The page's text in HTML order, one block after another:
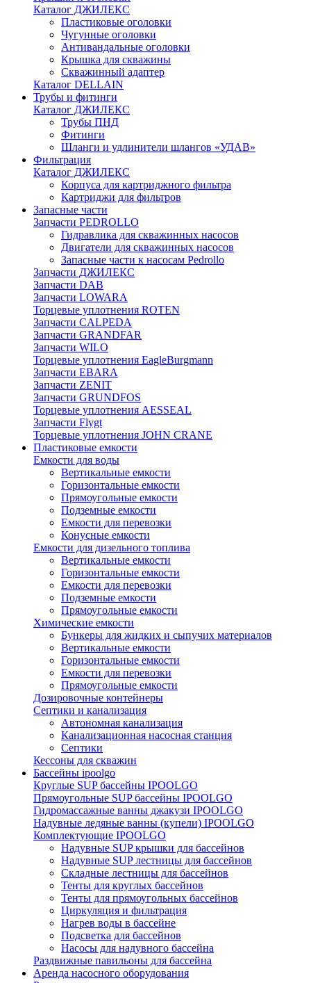
Каталог ДЖИЛЕКС
Пластиковые оголовки
Чугунные оголовки
Антивандальные оголовки
Крышка для скважины
Скважинный адаптер
Каталог DELLAIN
Трубы и фитинги
Каталог ДЖИЛЕКС
Трубы ПНД
Фитинги
Шланги и удлинители шлангов «УДАВ»
Фильтрация
Каталог ДЖИЛЕКС
Корпуса для картриджного фильтра
Картриджи для фильтров
Запасные части
Запчасти PEDROLLO
Гидравлика для скважинных насосов
Двигатели для скважинных насосов
Запасные части к насосам Pedrollo
Запчасти ДЖИЛЕКС
Запчасти DAB
Запчасти LOWARA
Торцевые уплотнения ROTEN
Запчасти CALPEDA
Запчасти GRANDFAR
Запчасти WILO
Торцевые уплотнения EagleBurgmann
Запчасти EBARA
Запчасти ZENIT
Запчасти GRUNDFOS
Торцевые уплотнения AESSEAL
Запчасти Flygt
Торцевые уплотнения JOHN CRANE
Пластиковые емкости
Емкости для воды
Вертикальные емкости
Горизонтальные емкости
Прямоугольные емкости
Подземные емкости
Емкости для перевозки
Конусные емкости
Емкости для дизельного топлива
Вертикальные емкости
Горизонтальные емкости
Емкости для перевозки
Подземные емкости
Прямоугольные емкости
Химические емкости
Бункеры для жидких и сыпучих материалов
Вертикальные емкости
Горизонтальные емкости
Емкости для перевозки
Прямоугольные емкости
Дозировочные контейнеры
Септики и канализация
Автономная канализация
Канализационная насосная станция
Септики
Кессоны для скважин
Бассейны ipoolgo
Круглые SUP бассейны IPOOLGO
Прямоугольные SUP бассейны IPOOLGO
Гидромассажные ванны джакузи IPOOLGO
Надувные ледяные ванны (купели) IPOOLGO
Комплектующие IPOOLGO
Надувные SUP крышки для бассейнов
Надувные SUP лестницы для бассейнов
Складные лестницы для бассейнов
Тенты для круглых бассейнов
Тенты для прямоугольных бассейнов
Циркуляция и фильтрация
Нагрев воды в бассейне
Подсветка для бассейнов
Насосы для надувного бассейна
Раздвижные павильоны для бассейна
Аренда насосного оборудования